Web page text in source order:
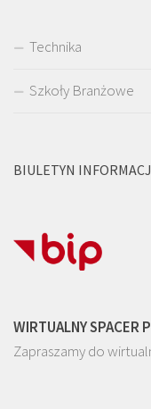
Technika
Szkoły Branżowe
BIULETYN
WIRTUALNY SPACER
Zapraszamy do